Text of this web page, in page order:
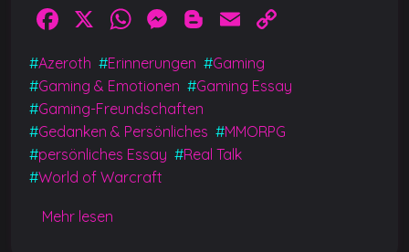
F
a
c
e
b
o
o
k
X
W
at
s
A
p
p
M
ss
e
n
g
Bl
o
g
er
E
m
ai p
Li
#Azeroth #Erinnerungen #Gaming
#Gaming & Emotionen #Gaming Essay
#Gaming-Freundschaften
#Gedanken & Persönliches #MMORPG
#persönliches Essay #Real Talk
#World of Warcraft
Mehr lesen